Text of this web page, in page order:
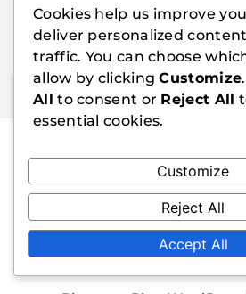
March 2026
February 2026
Cookies help us improve
deliver personalized
traffic. You can choose
allow by clickingCustomize
All to consent or Reject All
essential cookies.
Customize
Reject All
Accept All